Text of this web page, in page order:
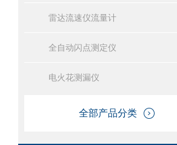
雷达流速仪流量计
全自动闪点测定仪
电火花测漏仪
全部产品分类